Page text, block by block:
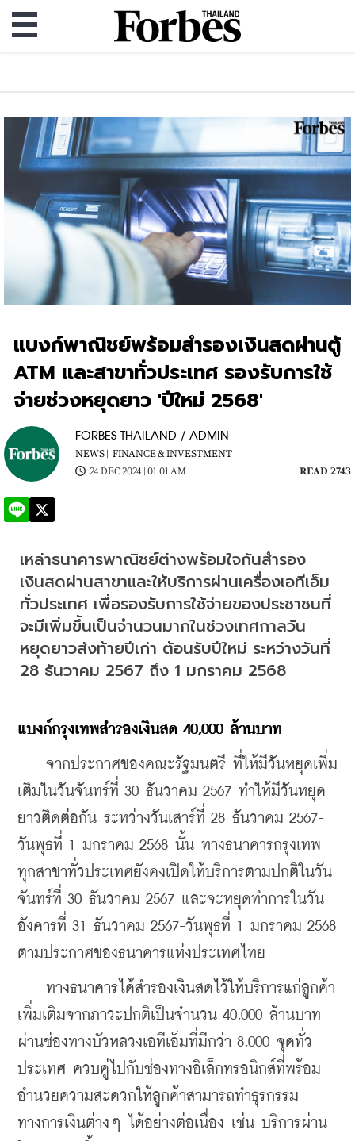
แบงก์พาณิชย์พร้อมสำรองเงินสดผ่านตู้
ATM และสาขาทั่วประเทศ รองรับการใช้
จ่ายช่วงหยุดยาว 'ปีใหม่ 2568'
FORBES THAILAND / ADMIN
NEWS | FINANCE & INVESTMENT
24 DEC 2024 | 01:01 AM
READ 2743
เหล่าธนาคารพาณิชย์ต่างพร้อมใจกันสำรอง
เงินสดผ่านสาขาและให้บริการผ่านเครื่องเอทีเอ็ม
ทั่วประเทศ เพื่อรองรับการใช้จ่ายของประชาชนที่
จะมีเพิ่มขึ้นเป็นจำนวนมากในช่วงเทศกาลวัน
หยุดยาวส่งท้ายปีเก่า ต้อนรับปีใหม่ ระหว่างวันที่
28 ธันวาคม 2567 ถึง 1 มกราคม 2568
แบงก์กรุงเทพสำรองเงินสด 40,000 ล้านบาท
จากประกาศของคณะรัฐมนตรี ที่ให้มีวันหยุดเพิ่ม
เติมในวันจันทร์ที่ 30 ธันวาคม 2567 ทำให้มีวันหยุด
ยาวติดต่อกัน ระหว่างวันเสาร์ที่ 28 ธันวาคม 2567-
วันพุธที่ 1 มกราคม 2568 นั้น ทางธนาคารกรุงเทพ
ทุกสาขาทั่วประเทศยังคงเปิดให้บริการตามปกติ ในวัน
จันทร์ที่ 30 ธันวาคม 2567 และจะหยุดทำการในวัน
อังคารที่ 31 ธันวาคม 2567-วันพุธที่ 1 มกราคม 2568
ตามประกาศของธนาคารแห่งประเทศไทย
ทางธนาคารได้สำรองเงินสดไว้ให้บริการแก่ลูกค้า
เพิ่มเติมจากภาวะปกติเป็นจำนวน 40,000 ล้านบาท
ผ่านช่องทางบัวหลวงเอทีเอ็มที่มีกว่า 8,000 จุดทั่ว
ประเทศ ควบคู่ไปกับช่องทางอิเล็กทรอนิกส์ที่พร้อม
อำนวยความสะดวกให้ลูกค้าสามารถทำธุรกรรม
ทางการเงินต่างๆ ได้อย่างต่อเนื่อง เช่น บริการผ่าน